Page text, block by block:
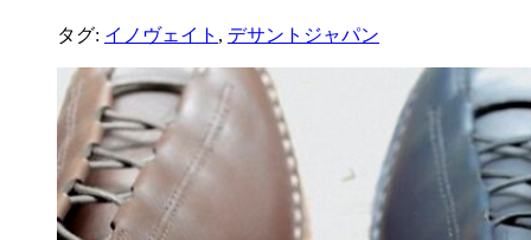
タグ: イノヴェイト , デサントジャパン